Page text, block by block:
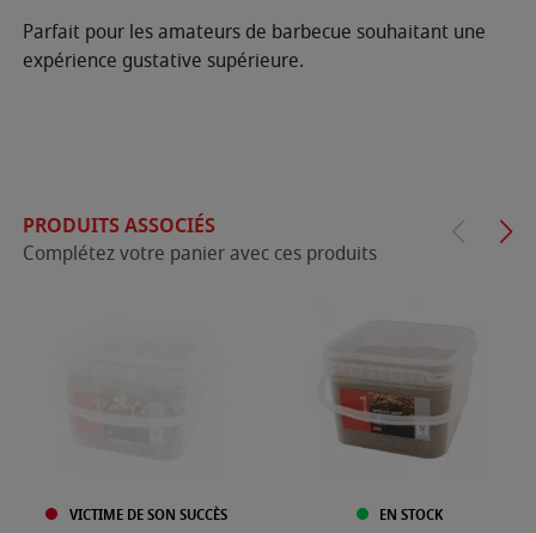
Parfait pour les amateurs de barbecue souhaitant une
expérience gustative supérieure.
PRODUITS ASSOCIÉS
Complétez votre panier avec ces produits
VICTIME DE SON SUCCÈS EN STOCK